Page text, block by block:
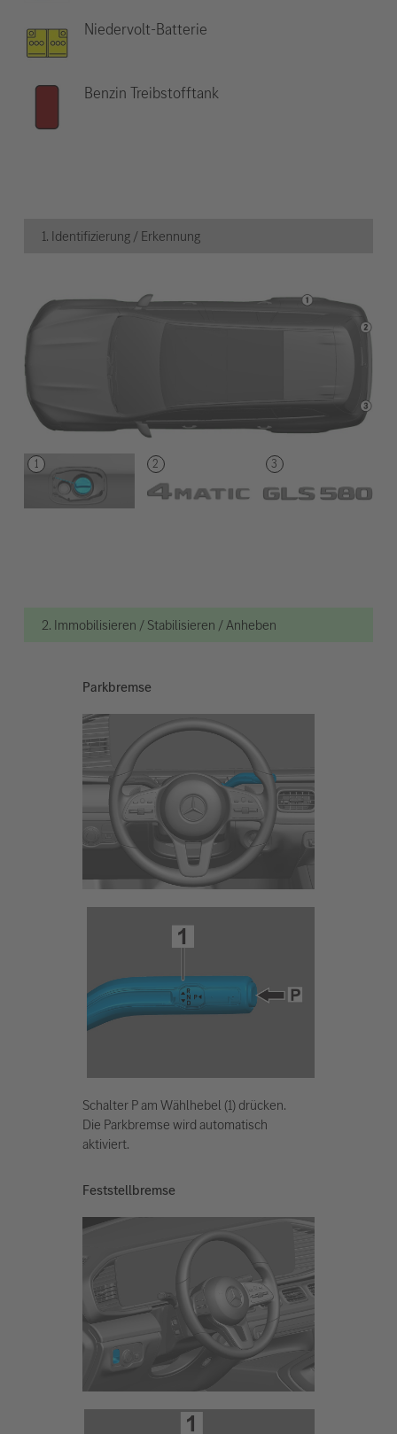
Niedervolt-Batterie
Benzin Treibstofftank
1. Identifizierung / Erkennung
2. Immobilisieren / Stabilisieren / Anheben
Parkbremse
Schalter P am Wählhebel (1) drücken.
Die Parkbremse wird automatisch
aktiviert.
Feststellbremse